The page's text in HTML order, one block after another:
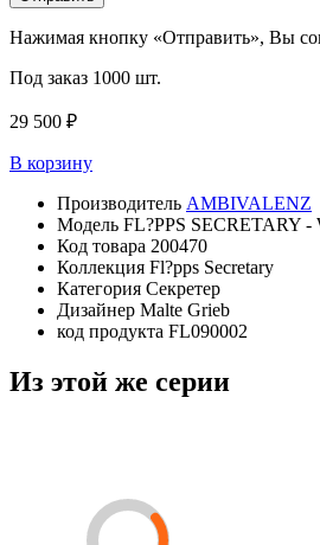
Нажимая кнопку «Отправить», Вы
Под заказ 1000 шт.
29 500 ₽
В корзину
Производитель AMBIVALENZ
Модель FL?PPS SECRETARY -
Код товара 200470
Коллекция Fl?pps Secretary
Категория Секретер
Дизайнер Malte Grieb
код продукта FL090002
Из этой же серии